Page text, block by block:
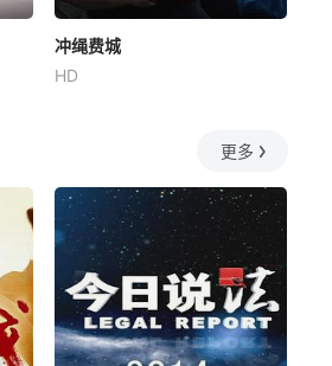
冲绳费城
HD
更多